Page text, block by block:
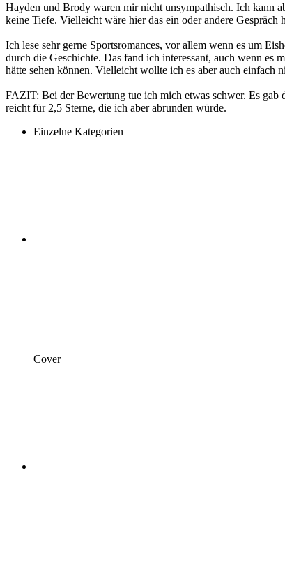
Hayden und Brody waren mir nicht unsympathisch. Ich kann
keine Tiefe. Vielleicht wäre hier das ein oder andere
Ich lese sehr gerne Sportsromances, vor allem wenn es um
durch die Geschichte. Das fand ich interessant, auch wenn es
hätte sehen können. Vielleicht wollte ich es aber auch einfach
FAZIT: Bei der Bewertung tue ich mich etwas schwer. Es gab
reicht für 2,5 Sterne, die ich aber abrunden würde.
Einzelne Kategorien
Cover